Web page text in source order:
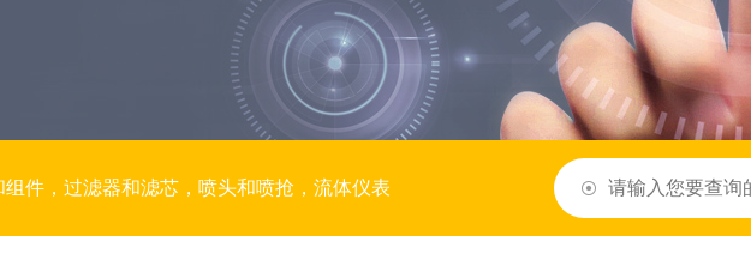
件，过滤器和滤芯，喷头和喷抢，流体仪表